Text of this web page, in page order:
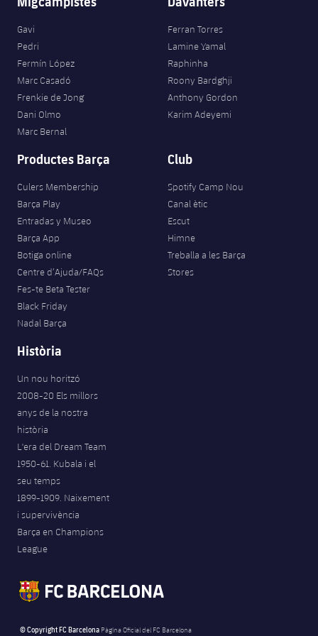
Jugadors
Història
Palmarès
Classificació
Aleví
Actualitat
Masculí
Femení
Agenda
Bàsquet en cadira de rodes
plusicon
més
Actualitat
Jugadors
Resultats
Classificació
Hockey gel
Calendari
Resultats
Classificació
Notícies
Hockey Herba Masculí
Hockey Herba Femení
Patinatge artístic
plusicon
més
Actualitat
Plantilla
Agenda
Escola de Patinatge
Rugby
Actualitat
Jugadors
Resultats
plusicon
més
Voleibol femení
plusicon
més
Apunta't a les amateurs
Carnet de l'Esportista Amateur
PLUSICON
MÉS
League of Legends
VALORANT Rising
VALORANT Game Changers
eFootball
Gavi
Pedri
Fermín López
Marc Casadó
Frenkie de Jong
Dani Olmo
Marc Bernal
Ferran Torres
Lamine Yamal
Raphinha
Roony Bardghji
Anthony Gordon
Karim Adeyemi
Productes Barça
Culers Membership
Barça Play
Entradas y Museo
Barça App
Botiga online
Centre d’Ajuda/FAQs
Fes-te Beta Tester
Black Friday
Nadal Barça
Club
Spotify Camp Nou
Canal ètic
Escut
Himne
Treballa a les Barça
Stores
Història
Un nou horitzó
2008-20 Els millors
anys de la nostra
història
L'era del Dream Team
1950-61. Kubala i el
seu temps
1899-1909. Naixement
i supervivència
Barça en Champions
League
© Copyright FC Barcelona Pàgina Oficial del FC Barcelona